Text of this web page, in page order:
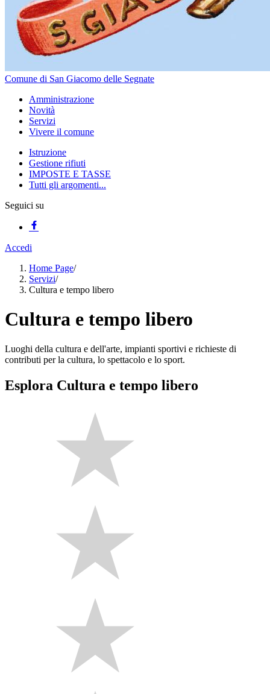
Comune di San Giacomo delle Segnate
Amministrazione
Novità
Servizi
Vivere il comune
Istruzione
Gestione rifiuti
IMPOSTE E TASSE
Tutti gli argomenti...
Seguici su
Accedi
Home Page/
Servizi/
Cultura e tempo libero
Cultura e tempo libero
Luoghi della cultura e dell'arte, impianti sportivi e richieste di
contributi per la cultura, lo spettacolo e lo sport.
Esplora Cultura e tempo libero